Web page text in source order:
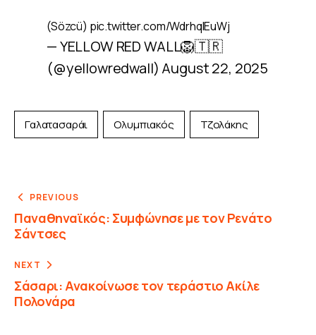
(Sözcü) pic.twitter.com/WdrhqlEuWj
— YELLOW RED WALL🦁🇹🇷
(@yellowredwall) August 22, 2025
Γαλατασαράι Ολυμπιακός Τζολάκης
PREVIOUS
Παναθηναϊκός: Συμφώνησε με τον Ρενάτο
Σάντσες
NEXT
Σάσαρι: Ανακοίνωσε τον τεράστιο Ακίλε
Πολονάρα